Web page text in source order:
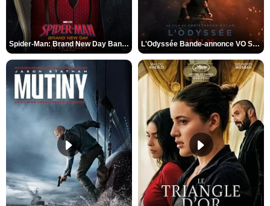
Spider-Man: Brand New Day Bande-annonce VO STFR L'Odyssée Bande-annonce VO STFR